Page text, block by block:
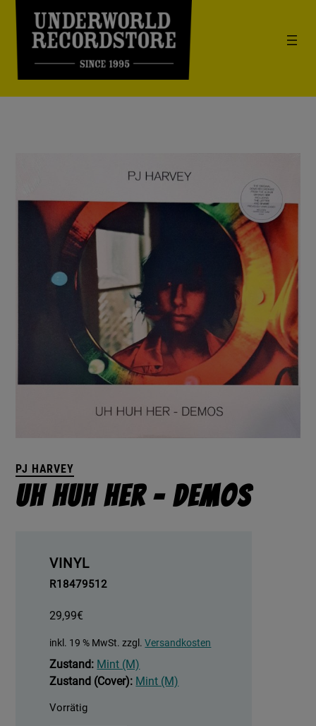
PJ HARVEY
Uh Huh Her ‎– Demos
VINYL
R18479512
29,99€
inkl. 19 % MwSt. zzgl.Versandkosten
Zustand: Mint (M)
Zustand (Cover): Mint (M)
Vorrätig